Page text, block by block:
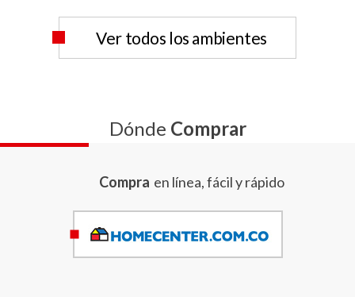
Ver todos los ambientes
Dónde Comprar
Compra en línea, fácil y rápido